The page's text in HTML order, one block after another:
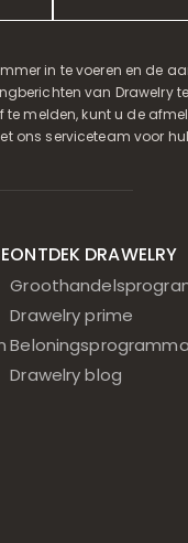
in te voeren en de
van Drawelry
te melden, kunt u de
ons serviceteam voor
ONTDEK DRAWELRY
Drawelry prime
Drawelry blog